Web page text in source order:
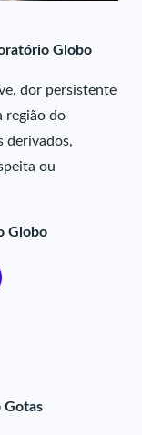
Globo
dor persistente
região do
derivados,
ou
Globo
Gotas